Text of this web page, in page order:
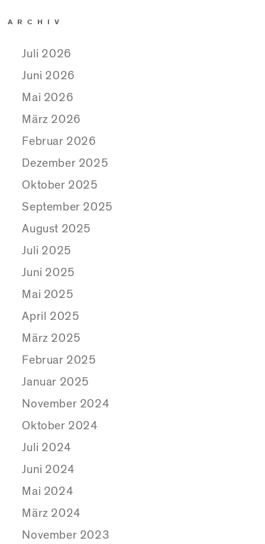
ARCHIV
Juli 2026
Juni 2026
Mai 2026
März 2026
Februar 2026
Dezember 2025
Oktober 2025
September 2025
August 2025
Juli 2025
Juni 2025
Mai 2025
April 2025
März 2025
Februar 2025
Januar 2025
November 2024
Oktober 2024
Juli 2024
Juni 2024
Mai 2024
März 2024
November 2023